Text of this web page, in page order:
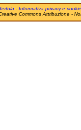
- Informativa privacy e cookie
Commons Attribuzione -